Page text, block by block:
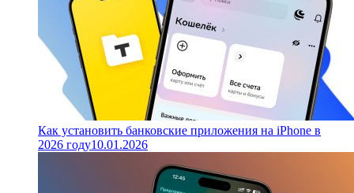
Как установить банковские приложения на iPhone в
2026 году10.01.2026